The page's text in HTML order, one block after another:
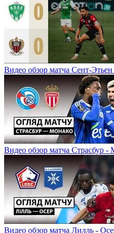
Видео обзор матча Сент-
Видео обзор матча Страсбур -
Видео обзор матча Лилль -